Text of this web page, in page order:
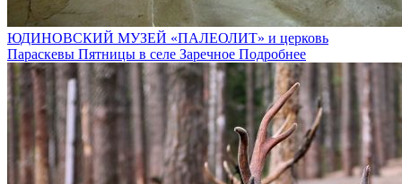
ЮДИНОВСКИЙ МУЗЕЙ «ПАЛЕОЛИТ» и церковь
Параскевы Пятницы в селе Заречное Подробнее